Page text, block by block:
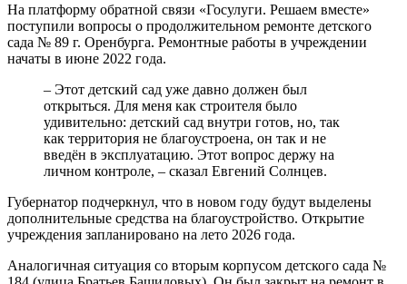
На платформу обратной связи «Госулуги. Решаем вместе»
поступили вопросы о продолжительном ремонте детского
сада № 89 г. Оренбурга. Ремонтные работы в учреждении
начаты в июне 2022 года.
– Этот детский сад уже давно должен был
открыться. Для меня как строителя было
удивительно: детский сад внутри готов, но, так
как территория не благоустроена, он так и не
введён в эксплуатацию. Этот вопрос держу на
личном контроле, – сказал Евгений Солнцев.
Губернатор подчеркнул, что в новом году будут выделены
дополнительные средства на благоустройство. Открытие
учреждения запланировано на лето 2026 года.
Аналогичная ситуация со вторым корпусом детского сада №